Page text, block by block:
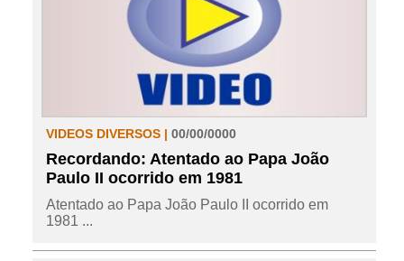
VIDEOS DIVERSOS | 00/00/0000
Recordando: Atentado ao Papa João
Paulo II ocorrido em 1981
Atentado ao Papa João Paulo II ocorrido em
1981 ...